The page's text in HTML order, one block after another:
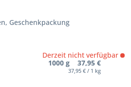
Geschenkpackung
Derzeit nicht verfügbar
1000 g 37,95 €
37,95 € / 1 kg